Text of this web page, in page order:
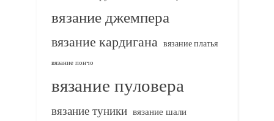
вязание джемпера
вязание кардигана вязание платья
вязание пончо
вязание пуловера
вязание туники вязание шали